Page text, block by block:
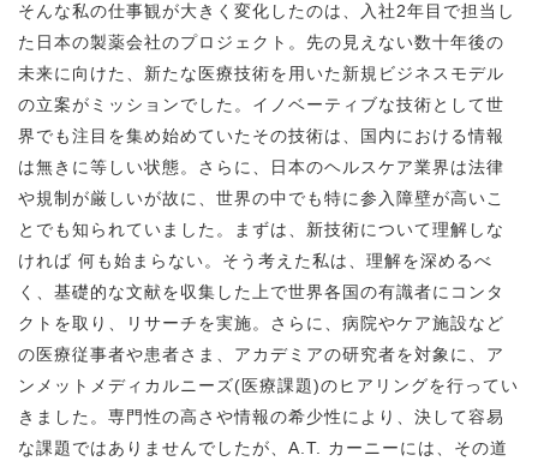
そんな私の仕事観が大きく変化したのは、入社2年目で担当し
た日本の製薬会社のプロジェクト。先の見えない数十年後の
未来に向けた、新たな医療技術を用いた新規ビジネスモデル
の立案がミッションでした。イノベーティブな技術として世
界でも注目を集め始めていたその技術は、国内における情報
は無きに等しい状態。さらに、日本のヘルスケア業界は法律
や規制が厳しいが故に、世界の中でも特に参入障壁が高いこ
とでも知られていました。まずは、新技術について理解しな
ければ 何も始まらない。そう考えた私は、理解を深めるべ
く、基礎的な文献を収集した上で世界各国の有識者にコンタ
クトを取り、リサーチを実施。さらに、病院やケア施設など
の医療従事者や患者さま、アカデミアの研究者を対象に、ア
ンメットメディカルニーズ(医療課題)のヒアリングを行ってい
きました。専門性の高さや情報の希少性により、決して容易
な課題ではありませんでしたが、A.T. カーニーには、その道